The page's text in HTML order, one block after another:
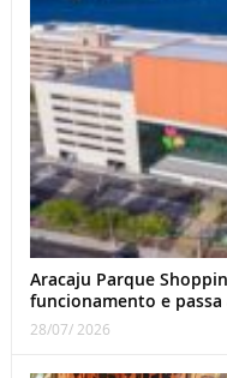
Aracaju Parque
funcionamento e passa
28/07/ 2026